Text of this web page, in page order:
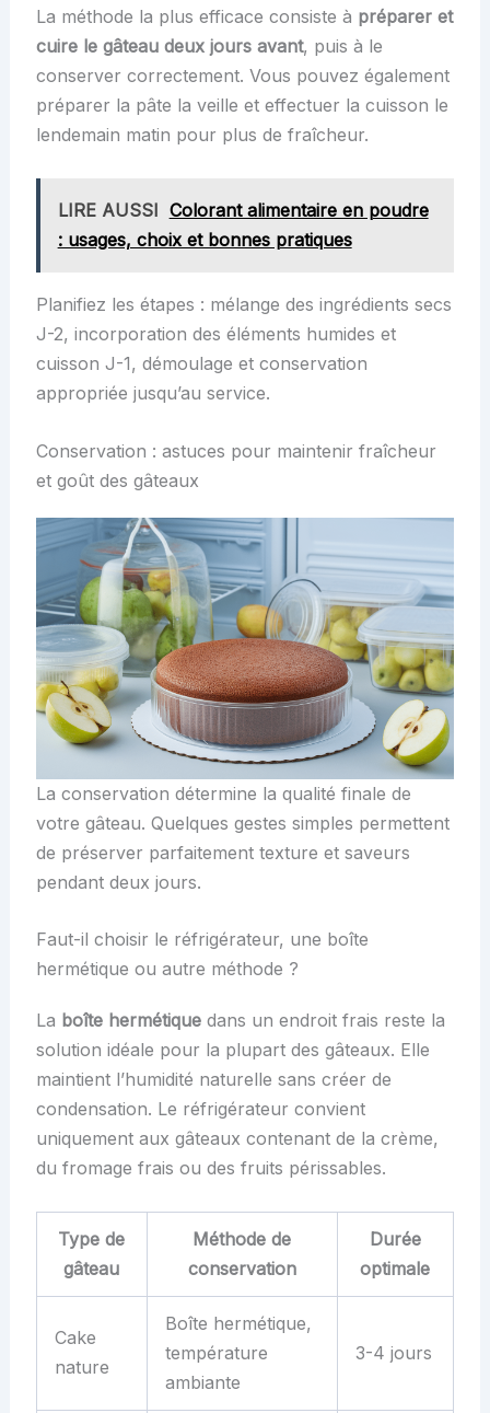
La méthode la plus efficace consiste à préparer et
cuire le gâteau deux jours avant, puis à le
conserver correctement. Vous pouvez également
préparer la pâte la veille et effectuer la cuisson le
lendemain matin pour plus de fraîcheur.
LIRE AUSSI Colorant alimentaire en poudre
: usages, choix et bonnes pratiques
Planifiez les étapes : mélange des ingrédients secs
J-2, incorporation des éléments humides et
cuisson J-1, démoulage et conservation
appropriée jusqu’au service.
Conservation : astuces pour maintenir fraîcheur
et goût des gâteaux
La conservation détermine la qualité finale de
votre gâteau. Quelques gestes simples permettent
de préserver parfaitement texture et saveurs
pendant deux jours.
Faut-il choisir le réfrigérateur, une boîte
hermétique ou autre méthode ?
La boîte hermétiquedans un endroit frais reste la
solution idéale pour la plupart des gâteaux. Elle
maintient l’humidité naturelle sans créer de
condensation. Le réfrigérateur convient
uniquement aux gâteaux contenant de la crème,
du fromage frais ou des fruits périssables.
Type de
gâteau
Méthode de
conservation
Durée
optimale
Cake
nature
Boîte hermétique,
température
ambiante
3-4 jours